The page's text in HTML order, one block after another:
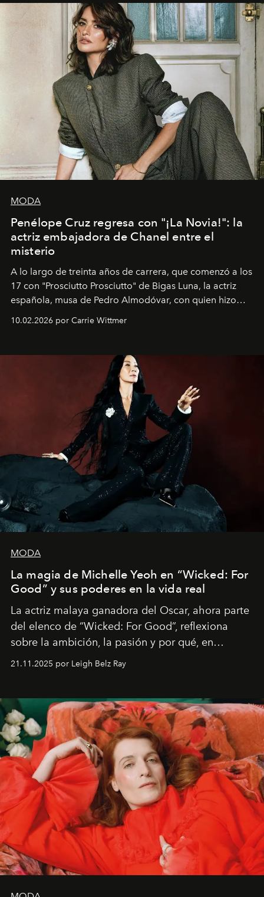
MODA
Penélope Cruz regresa con "¡La Novia!": la
actriz embajadora de Chanel entre el
misterio
A lo largo de treinta años de carrera, que comenzó a los
17 con "Prosciutto Prosciutto" de Bigas Luna, la actriz
española, musa de Pedro Almodóvar, con quien hizo
Barcelona", ha dividido su tiempo entre Europa y
dirigida por Maggie Gyllenhaal.
10.02.2026 por Carrie Wittmer
MODA
La magia de Michelle Yeoh en “Wicked: For
Good” y sus poderes en la vida real
La actriz malaya ganadora del Oscar, ahora parte
del elenco de “Wicked: For Good”, reflexiona
sobre la ambición, la pasión y por qué, en
ocasiones, la introspección puede esperar. “Es
importa si no lo entienden’”, confiesa.
21.11.2025 por Leigh Belz Ray